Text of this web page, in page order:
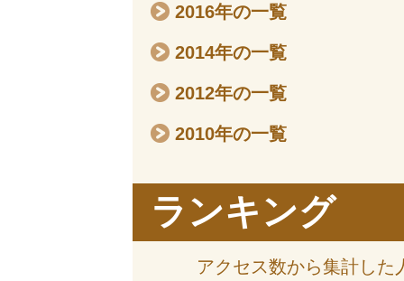
2016年の一覧
2014年の一覧
2012年の一覧
2010年の一覧
ランキング
アクセス数から集計した